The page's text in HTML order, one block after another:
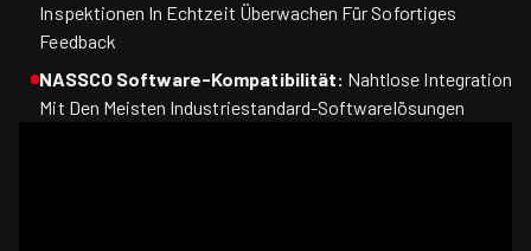
Inspektionen In Echtzeit Überwachen Für Sofortiges
Feedback
NASSCO Software-Kompatibilität: Nahtlose Integration
Mit Den Meisten Industriestandard-Softwarelösungen